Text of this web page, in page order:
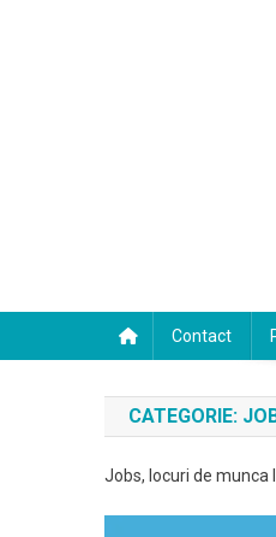
Contact
CATEGORIE:
Jobs, locuri de munca